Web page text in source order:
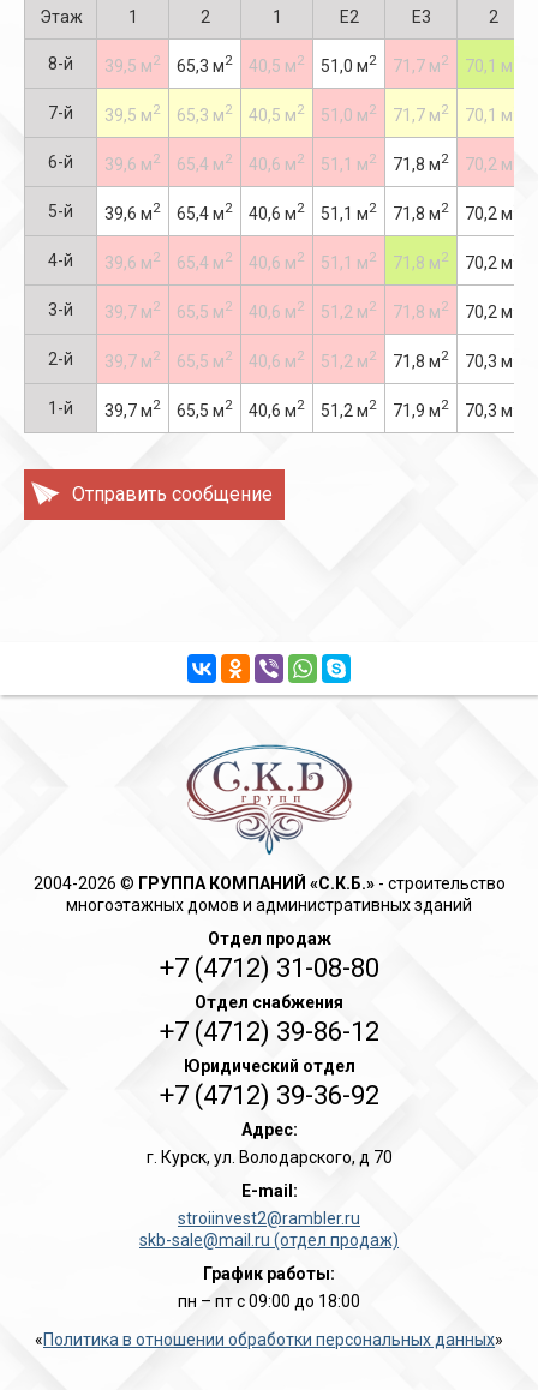
Этаж 1 2 1 Е2 Е3 2
8-й 39,5 м2 65,3 м2 40,5 м2 51,0 м2 71,7 м2 70,1 м
7-й 39,5 м2 65,3 м2 40,5 м2 51,0 м2 71,7 м2 70,1 м
6-й 39,6 м2 65,4 м2 40,6 м2 51,1 м2 71,8 м2 70,2 м
5-й 39,6 м2 65,4 м2 40,6 м2 51,1 м2 71,8 м2 70,2 м
4-й 39,6 м2 65,4 м2 40,6 м2 51,1 м2 71,8 м2 70,2 м
3-й 39,7 м2 65,5 м2 40,6 м2 51,2 м2 71,8 м2 70,2 м
2-й 39,7 м2 65,5 м2 40,6 м2 51,2 м2 71,8 м2 70,3 м
1-й 39,7 м2 65,5 м2 40,6 м2 51,2 м2 71,9 м2 70,3 м
Отправить сообщение
2004-2026 © ГРУППА КОМПАНИЙ «С.К.Б.»- cтроительство
многоэтажных домов и административных зданий
Отдел продаж
+7 (4712) 31-08-80
Отдел снабжения
+7 (4712) 39-86-12
Юридический отдел
+7 (4712) 39-36-92
Адрес:
г. Курск, ул. Володарского, д 70
E-mail:
stroiinvest2@rambler.ru
skb-sale@mail.ru (отдел продаж)
График работы:
пн – пт c 09:00 до 18:00
«Политика в отношении обработки персональных данных»